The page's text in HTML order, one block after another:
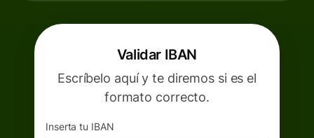
Validar IBAN
Escríbelo aquí y te diremos si es el
formato correcto.
Inserta tu IBAN